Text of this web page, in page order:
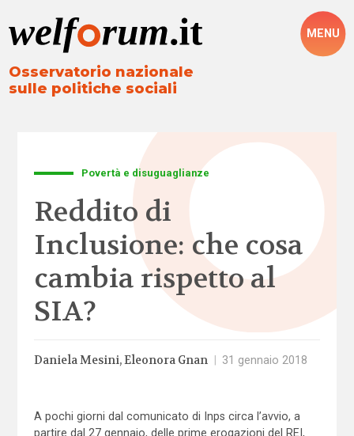
Osservatorio nazionale
sulle politiche sociali
MENU
Povertà e disuguaglianze
Reddito di
Inclusione: che cosa
cambia rispetto al
SIA?
Daniela Mesini Eleonora Gnan 31 gennaio 2018
A pochi giorni dal comunicato di Inps circa l’avvio, a
partire dal 27 gennaio, delle prime erogazioni del REI,